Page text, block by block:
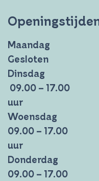
Maandag
Gesloten
Dinsdag
09.00 – 17.00
uur
Woensdag
09.00 – 17.00
uur
Donderdag
09.00 – 17.00